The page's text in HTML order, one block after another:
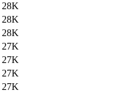
28K
28K
28K
27K
27K
27K
27K